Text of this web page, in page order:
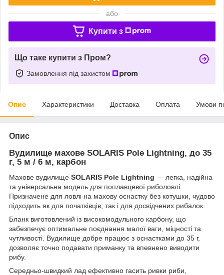
або
Купити з
Що таке купити з Пром?
Замовлення під захистом
Опис Характеристики Доставка Оплата Умови
Опис
Вудилище махове SOLARIS Pole Lightning, до 35
г, 5 м / 6 м, карбон
Махове вудилище SOLARIS Pole Lightning — легка, надійна
та універсальна модель для поплавцевої риболовлі.
Призначене для ловлі на махову оснастку без котушки, чудово
підходить як для початківців, так і для досвідчених рибалок.
Бланк виготовлений із високомодульного карбону, що
забезпечує оптимальне поєднання малої ваги, міцності та
чутливості. Вудилище добре працює з оснастками до 35 г,
дозволяє точно подавати приманку та впевнено виводити
рибу.
Середньо-швидкий лад ефективно гасить ривки риби,